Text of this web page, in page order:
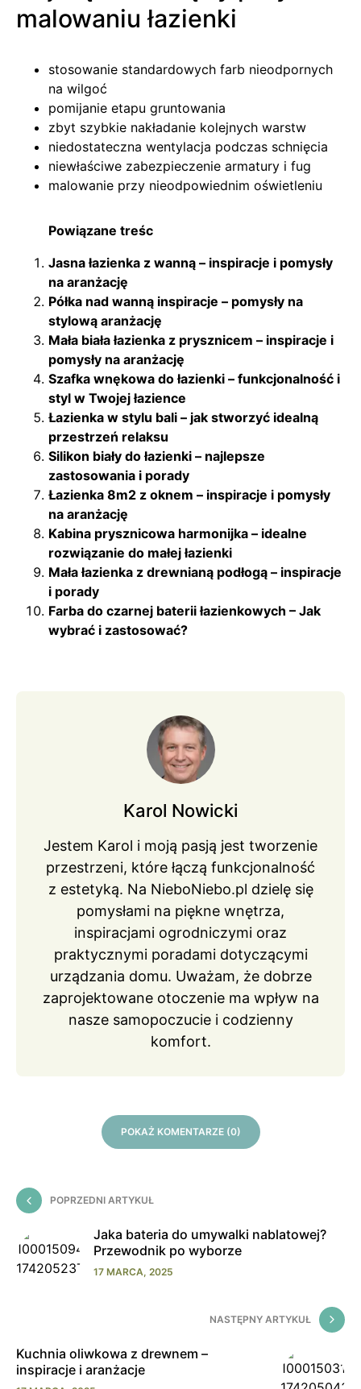
malowaniu łazienki
stosowanie standardowych farb nieodpornych
na wilgoć
pomijanie etapu gruntowania
zbyt szybkie nakładanie kolejnych warstw
niedostateczna wentylacja podczas schnięcia
niewłaściwe zabezpieczenie armatury i fug
malowanie przy nieodpowiednim oświetleniu
Powiązane treśc
Jasna łazienka z wanną – inspiracje i pomysły
na aranżację
Półka nad wanną inspiracje – pomysły na
stylową aranżację
Mała biała łazienka z prysznicem – inspiracje i
pomysły na aranżację
Szafka wnękowa do łazienki – funkcjonalność i
styl w Twojej łazience
Łazienka w stylu bali – jak stworzyć idealną
przestrzeń relaksu
Silikon biały do łazienki – najlepsze
zastosowania i porady
Łazienka 8m2 z oknem – inspiracje i pomysły
na aranżację
Kabina prysznicowa harmonijka – idealne
rozwiązanie do małej łazienki
Mała łazienka z drewnianą podłogą – inspiracje
i porady
Farba do czarnej baterii łazienkowych – Jak
wybrać i zastosować?
Karol Nowicki
Jestem Karol i moją pasją jest tworzenie
przestrzeni, które łączą funkcjonalność
z estetyką. Na NieboNiebo.pl dzielę się
pomysłami na piękne wnętrza,
inspiracjami ogrodniczymi oraz
praktycznymi poradami dotyczącymi
urządzania domu. Uważam, że dobrze
zaprojektowane otoczenie ma wpływ na
nasze samopoczucie i codzienny
komfort.
POKAŻ KOMENTARZE (0)
POPRZEDNI ARTYKUŁ
Jaka bateria do umywalki nablatowej?
Przewodnik po wyborze
17 MARCA, 2025
NASTĘPNY ARTYKUŁ
Kuchnia oliwkowa z drewnem –
inspiracje i aranżacje